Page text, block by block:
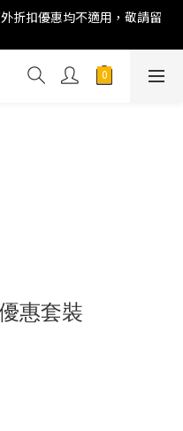
折扣優惠均不適用，敬請留
惠套裝